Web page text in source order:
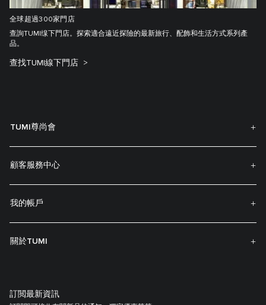
全球超過300家門店
查詢TUMI缐下門店。探索適合遠近探險的最新旅行、配飾和生活方式系列產
品。
查找TUMI線下門店
TUMI尊尚會
顧客服務中心
我的帳戶
關於TUMI
訂閲最新資訊